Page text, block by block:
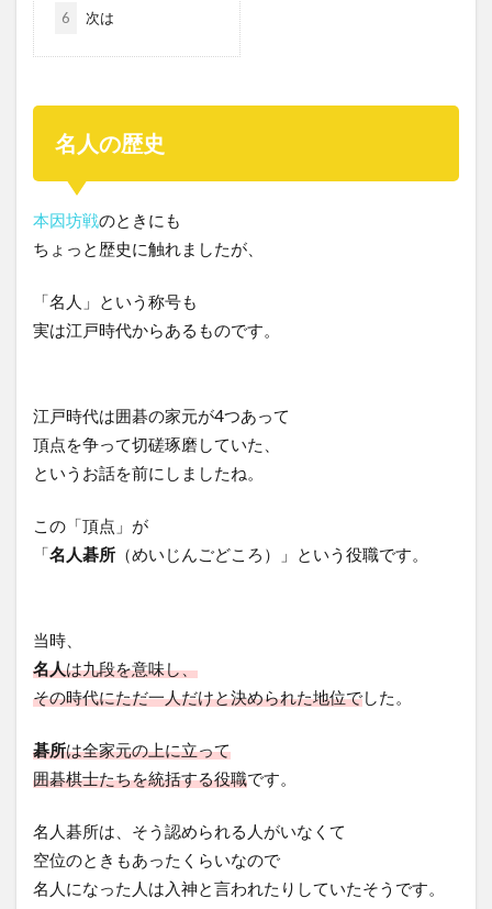
6 次は
名人の歴史
本因坊戦のときにも
ちょっと歴史に触れましたが、
「名人」という称号も
実は江戸時代からあるものです。
江戸時代は囲碁の家元が4つあって
頂点を争って切磋琢磨していた、
というお話を前にしましたね。
この「頂点」が
「名人碁所 （めいじんごどころ）」という役職です。
当時、
名人は九段を意味し、
その時代にただ一人だけと決められた地位でした。
碁所は全家元の上に立って
囲碁棋士たちを統括する役職です。
名人碁所は、そう認められる人がいなくて
空位のときもあったくらいなので
名人になった人は入神と言われたりしていたそうです。